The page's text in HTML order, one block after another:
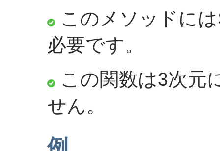
このメソッドに
必要です。
この関数は3次元
せん。